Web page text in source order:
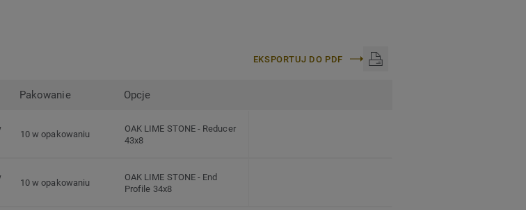
EKSPORTUJ DO PDF
Pakowanie Opcje
10 w opakowaniu
OAK LIME STONE- Reducer
43x8
10 w opakowaniu
OAK LIME STONE- End
Profile 34x8